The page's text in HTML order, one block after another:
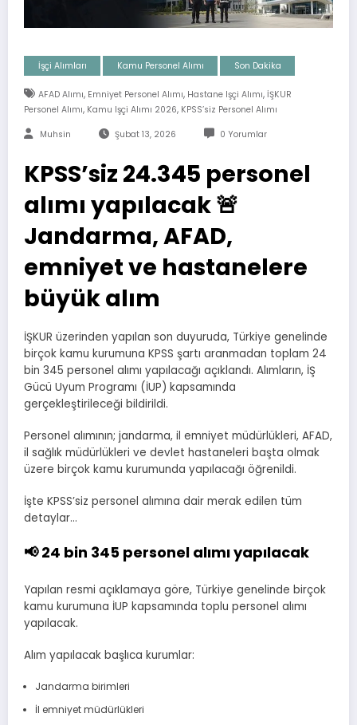
İşçi Alımları Kamu Personel Alımı Son Dakika
AFAD Alımı, Emniyet Personel Alımı, Hastane Işçi Alımı, İŞKUR
Personel Alımı, Kamu Işçi Alımı 2026, KPSS’siz Personel Alımı
Muhsin Şubat 13, 2026 0 Yorumlar
KPSS’siz 24.345 personel
alımı yapılacak 🚨
Jandarma, AFAD,
emniyet ve hastanelere
büyük alım
İŞKUR üzerinden yapılan son duyuruda, Türkiye genelinde
birçok kamu kurumuna KPSS şartı aranmadan toplam 24
bin 345 personel alımı yapılacağı açıklandı. Alımların, İŞ
Gücü Uyum Programı (İUP) kapsamında
gerçekleştirileceği bildirildi.
Personel alımının; jandarma, il emniyet müdürlükleri, AFAD,
il sağlık müdürlükleri ve devlet hastaneleri başta olmak
üzere birçok kamu kurumunda yapılacağı öğrenildi.
İşte KPSS’siz personel alımına dair merak edilen tüm
detaylar…
📢 24 bin 345 personel alımı yapılacak
Yapılan resmi açıklamaya göre, Türkiye genelinde birçok
kamu kurumuna İUP kapsamında toplu personel alımı
yapılacak.
Alım yapılacak başlıca kurumlar:
Jandarma birimleri
İl emniyet müdürlükleri